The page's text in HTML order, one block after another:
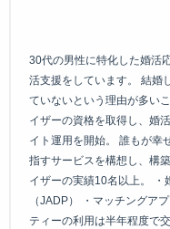
30代の男性に特化した婚活
活支援をしています。 結婚
ていないという理由が多い
イザーの資格を取得し、婚
イト運用を開始。 誰もが幸
指すサービスを構想し、構
イザーの実績10名以上。
（JADP） ・マッチングア
ティーの利用は半年程度で